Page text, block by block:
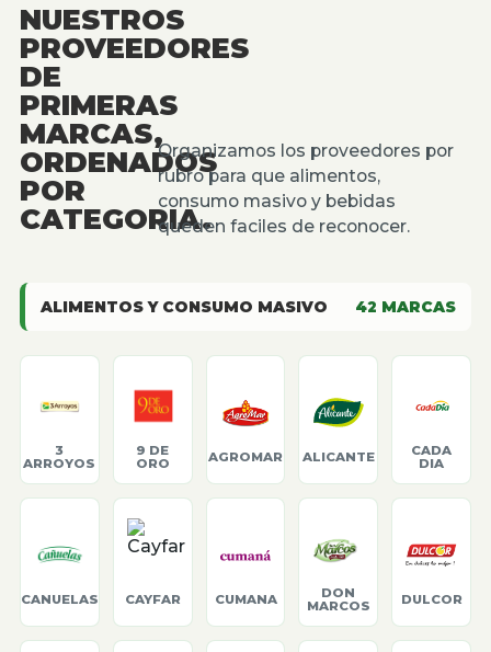
NUESTROS
PROVEEDORES
DE
PRIMERAS
MARCAS,
ORDENADOS
POR
CATEGORIA.
Organizamos los proveedores por
rubro para que alimentos,
consumo masivo y bebidas
queden faciles de reconocer.
ALIMENTOS Y CONSUMO MASIVO 42 MARCAS
3
ARROYOS
9 DE
ORO
AGROMAR ALICANTE
CADA
DIA
CANUELAS CAYFAR CUMANA
DON
MARCOS
DULCOR